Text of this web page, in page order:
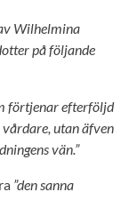
Wilhelmina
på följande
förtjenar efterföljd
utan äfven
vän.”
”den sanna